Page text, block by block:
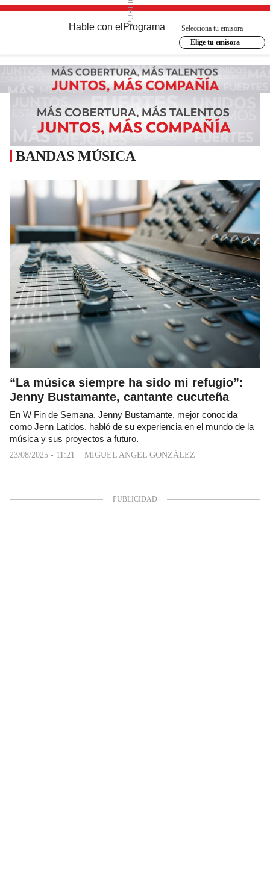
Hable con el Programa
Selecciona tu emisora
Elige tu emisora
BANDAS MÚSICA
“La música siempre ha sido mi refugio”:
Jenny Bustamante, cantante cucuteña
En W Fin de Semana, Jenny Bustamante, mejor conocida
como Jenn Latidos, habló de su experiencia en el mundo de la
música y sus proyectos a futuro.
23/08/2025 - 11:21 MIGUEL ANGEL GONZÁLEZ